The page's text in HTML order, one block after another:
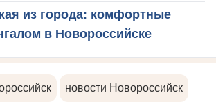
из города: комфортные
в Новороссийске
новости Новороссийск